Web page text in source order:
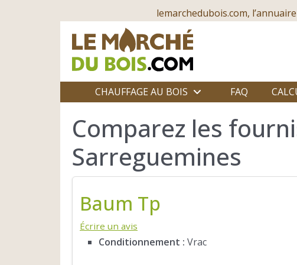
lemarchedubois.com,
CHAUFFAGE AU BOIS FAQ
Comparez les
Sarreguemines
Baum Tp
Écrire un avis
Conditionnement : Vrac